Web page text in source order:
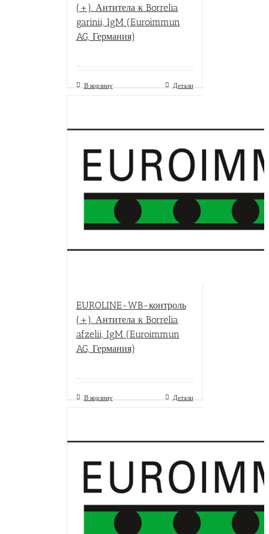
(+). Антитела к Borrelia
garinii, IgM (Euroimmun
AG, Германия)
В корзину Детали
EUROLINE-WB-контроль
(+). Антитела к Borrelia
afzelii, IgM (Euroimmun
AG, Германия)
В корзину Детали